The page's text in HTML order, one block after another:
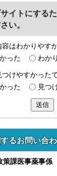
イトにする
い。
はわかりやす
った
わか
けやすかった
った
見つ
送信
るお問い合
策課医事薬事係